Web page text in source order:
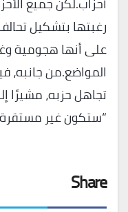
رغبتها بتشكيل
على أنها هجومية
المواضع.من جانبه،
تجاهل حزبه،
“ستكون غير
Share